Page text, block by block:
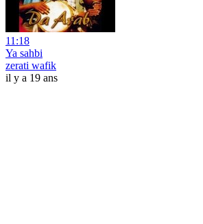
11:18
Ya sahbi
zerati wafik
il y a 19 ans